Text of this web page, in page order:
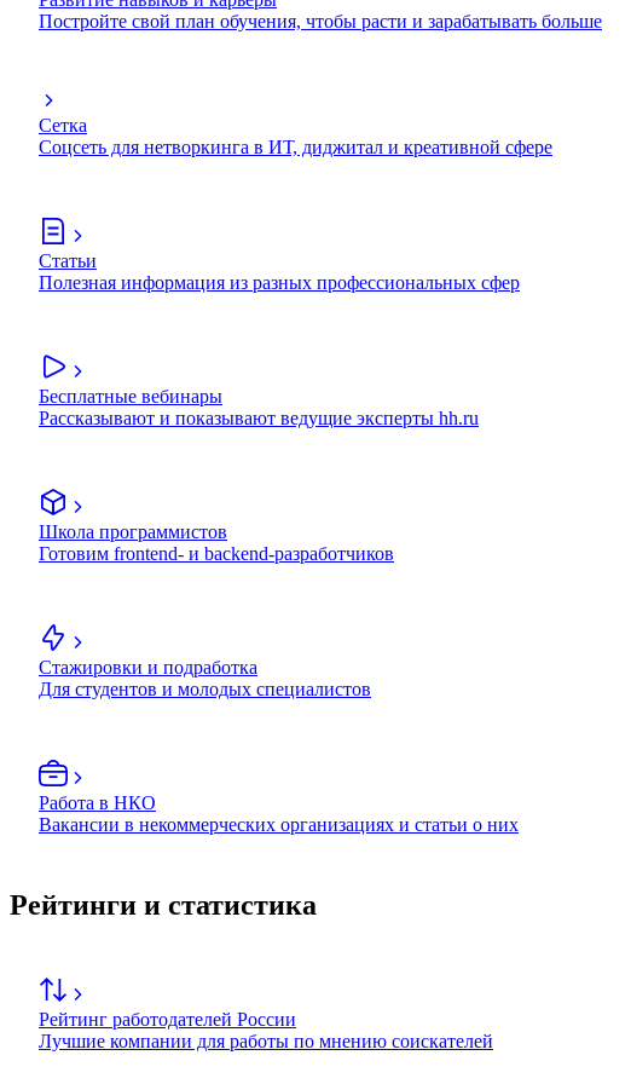
Постройте свой план обучения, чтобы расти и зарабатывать больше
Сетка
Соцсеть для нетворкинга в ИТ, диджитал и креативной сфере
Статьи
Полезная информация из разных профессиональных сфер
Бесплатные вебинары
Рассказывают и показывают ведущие эксперты hh.ru
Школа программистов
Готовим frontend- и backend-разработчиков
Стажировки и подработка
Для студентов и молодых специалистов
Работа в НКО
Вакансии в некоммерческих организациях и статьи о них
Рейтинги и статистика
Рейтинг работодателей России
Лучшие компании для работы по мнению соискателей